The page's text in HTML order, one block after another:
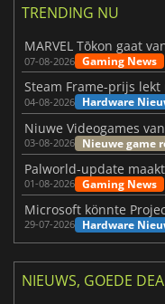
TRENDING NU
07-08-2026 Gaming News
04-08-2026 Hardware
03-08-2026 Nieuwe game
01-08-2026 Gaming News
29-07-2026 Hardware
NIEUWS, GOEDE